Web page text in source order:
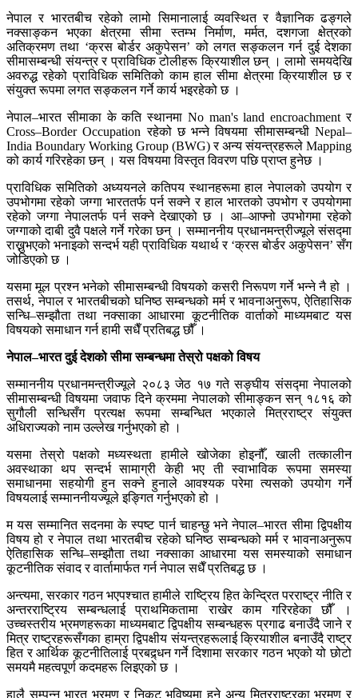
नेपाल र भारतबीच रहेको लामो सिमानालाई व्यवस्थित र वैज्ञानिक ढङ्गले
नक्साङ्कन भएका क्षेत्रमा सीमा स्तम्भ निर्माण, मर्मत, दशगजा क्षेत्रको
अतिक्रमण तथा ‘क्रस बोर्डर अकुपेसन’ को लगत सङ्कलन गर्न दुई देशका
सीमासम्बन्धी संयन्त्र र प्राविधिक टोलीहरू क्रियाशील छन् । लामो समयदेखि
अवरुद्ध रहेको प्राविधिक समितिको काम हाल सीमा क्षेत्रमा क्रियाशील छ र
संयुक्त रूपमा लगत सङ्कलन गर्ने कार्य भइरहेको छ ।
नेपाल–भारत सीमाका के कति स्थानमा No man's land encroachment र
Cross–Border Occupation रहेको छ भन्ने विषयमा सीमासम्बन्धी Nepal–
India Boundary Working Group (BWG) र अन्य संयन्त्रहरूले Mapping
को कार्य गरिरहेका छन् । यस विषयमा विस्तृत विवरण पछि प्राप्त हुनेछ ।
प्राविधिक समितिको अध्ययनले कतिपय स्थानहरूमा हाल नेपालको उपयोग र
उपभोगमा रहेको जग्गा भारततर्फ पर्न सक्ने र हाल भारतको उपभोग र उपयोगमा
रहेको जग्गा नेपालतर्फ पर्न सक्ने देखाएको छ । आ–आफ्नो उपभोगमा रहेको
जग्गाको दाबी दुवै पक्षले गर्ने गरेका छन् । सम्माननीय प्रधानमन्त्रीज्यूले संसद्मा
राख्नुभएको भनाइको सन्दर्भ यही प्राविधिक यथार्थ र ‘क्रस बोर्डर अकुपेसन’ सँग
जोडिएको छ ।
यसमा मूल प्रश्न भनेको सीमासम्बन्धी विषयको कसरी निरूपण गर्ने भन्ने नै हो ।
तसर्थ, नेपाल र भारतबीचको घनिष्ठ सम्बन्धको मर्म र भावनाअनुरूप, ऐतिहासिक
सन्धि–सम्झौता तथा नक्साका आधारमा कूटनीतिक वार्ताको माध्यमबाट यस
विषयको समाधान गर्न हामी सधैँ प्रतिबद्ध छौँ ।
नेपाल–भारत दुई देशको सीमा सम्बन्धमा तेस्रो पक्षको विषय
सम्माननीय प्रधानमन्त्रीज्यूले २०८३ जेठ १७ गते सङ्घीय संसद्मा नेपालको
सीमासम्बन्धी विषयमा जवाफ दिने क्रममा नेपालको सीमाङ्कन सन् १८१६ को
सुगौली सन्धिसँग प्रत्यक्ष रूपमा सम्बन्धित भएकाले मित्रराष्ट्र संयुक्त
अधिराज्यको नाम उल्लेख गर्नुभएको हो ।
यसमा तेस्रो पक्षको मध्यस्थता हामीले खोजेका होइनौँ, खाली तत्कालीन
अवस्थाका थप सन्दर्भ सामाग्री केही भए ती स्वाभाविक रूपमा समस्या
समाधानमा सहयोगी हुन सक्ने हुनाले आवश्यक परेमा त्यसको उपयोग गर्ने
विषयलाई सम्माननीयज्यूले इङ्गित गर्नुभएको हो ।
म यस सम्मानित सदनमा के स्पष्ट पार्न चाहन्छु भने नेपाल–भारत सीमा द्विपक्षीय
विषय हो र नेपाल तथा भारतबीच रहेको घनिष्ठ सम्बन्धको मर्म र भावनाअनुरूप
ऐतिहासिक सन्धि–सम्झौता तथा नक्साका आधारमा यस समस्याको समाधान
कूटनीतिक संवाद र वार्तामार्फत गर्न नेपाल सधैँ प्रतिबद्ध छ ।
अन्त्यमा, सरकार गठन भएपश्चात हामीले राष्ट्रिय हित केन्द्रित परराष्ट्र नीति र
अन्तरराष्ट्रिय सम्बन्धलाई प्राथमिकतामा राखेर काम गरिरहेका छौँ ।
उच्चस्तरीय भ्रमणहरूका माध्यमबाट द्विपक्षीय सम्बन्धहरू प्रगाढ बनाउँदै जाने र
मित्र राष्ट्रहरूसँगका हाम्रा द्विपक्षीय संयन्त्रहरूलाई क्रियाशील बनाउँदै राष्ट्र
हित र आर्थिक कूटनीतिलाई प्रबद्र्धन गर्ने दिशामा सरकार गठन भएको यो छोटो
समयमै महत्वपूर्ण कदमहरू लिइएको छ ।
हालै सम्पन्न भारत भ्रमण र निकट भविष्यमा हुने अन्य मित्रराष्ट्रका भ्रमण र